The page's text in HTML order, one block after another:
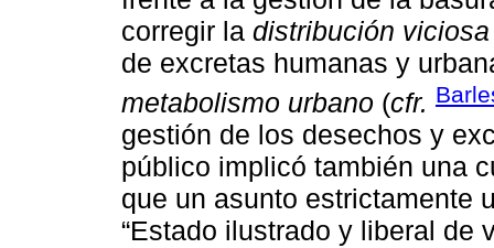
corregir la distribución
de excretas humanas y
metabolismo urbano (cfr.
gestión de los desechos y
público implicó también una
que un asunto estrictamente
“Estado ilustrado y liberal de